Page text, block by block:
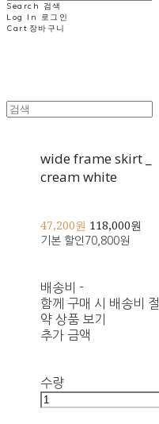
Search
검색
Log In
로그인
Cart 장바구니
wide frame skirt _
cream white
47,200원 118,000원
기본 할인 70,800원
배송비 -
함께 구매 시 배송비 절
약 상품 보기
추가 금액
수량